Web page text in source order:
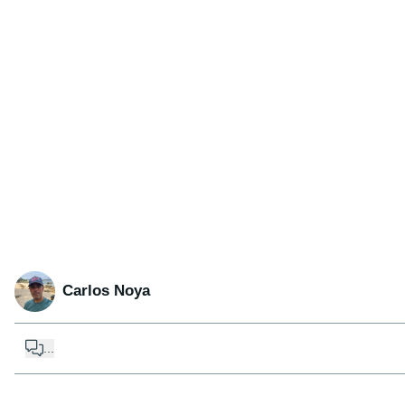
Carlos Noya